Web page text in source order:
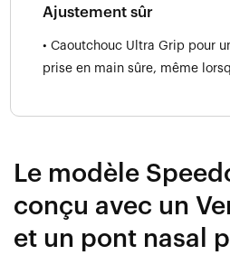
Ajustement sûr
• Caoutchouc Ultra Grip pour
prise en main sûre, même
Le modèle
conçu avec un
et un pont nasal